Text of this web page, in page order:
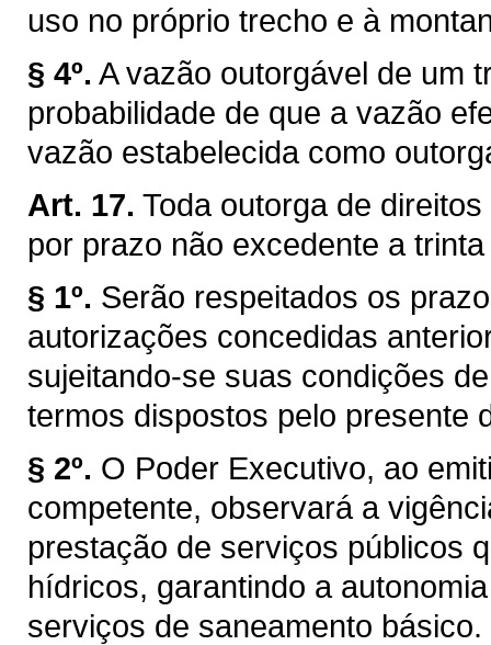
uso no próprio trecho e à
§ 4º. A vazão outorgável de um
probabilidade de que a vazão
vazão estabelecida como
Art. 17. Toda outorga de
por prazo não excedente a
§ 1º. Serão respeitados os
autorizações concedidas
sujeitando-se suas condições
termos dispostos pelo presente
§ 2º. O Poder Executivo, ao
competente, observará a
prestação de serviços públicos
hídricos, garantindo a
serviços de saneamento básico.